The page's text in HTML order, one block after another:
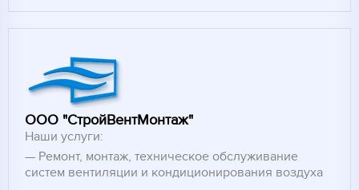
ООО "СтройВентМонтаж"
Наши услуги:
Ремонт, монтаж, техническое обслуживание
систем вентиляции и кондиционирования воздуха